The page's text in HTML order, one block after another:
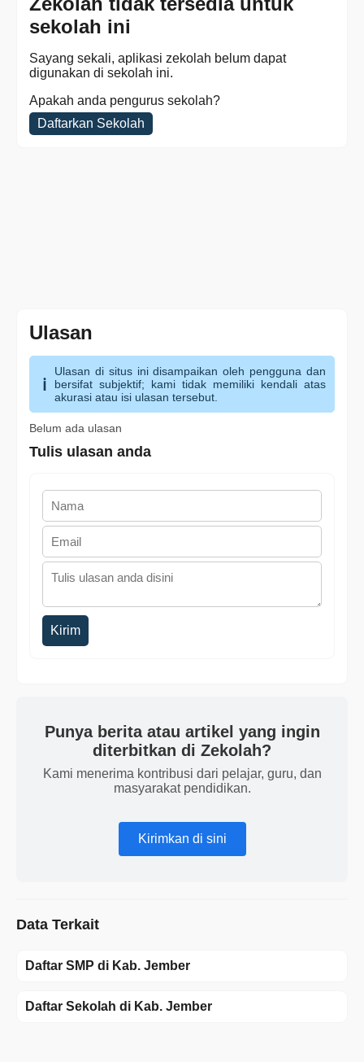
sekolah ini
Sayang sekali, aplikasi zekolah belum dapat
digunakan di sekolah ini.
Apakah anda pengurus sekolah?
Daftarkan Sekolah
Ulasan
Ulasan di situs ini disampaikan oleh pengguna dan
bersifat subjektif; kami tidak memiliki kendali atas
akurasi atau isi ulasan tersebut.
Belum ada ulasan
Tulis ulasan anda
Kirim
Punya berita atau artikel yang ingin
diterbitkan di Zekolah?
Kami menerima kontribusi dari pelajar, guru, dan
masyarakat pendidikan.
Kirimkan di sini
Data Terkait
Daftar SMP di Kab. Jember
Daftar Sekolah di Kab. Jember